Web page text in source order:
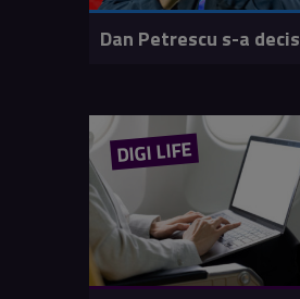
Dan Petrescu s-a decis
DIGI LIFE